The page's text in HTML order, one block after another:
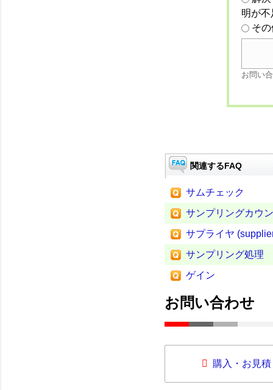
明が
そ
お問い
関連するFAQ
サムチェック
サンプリングカウ
サプライヤ
サンプリング処理
ゲイン
お問い合わせ
購入・お見